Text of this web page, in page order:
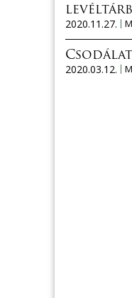
2020.11.27.
2020.03.12.